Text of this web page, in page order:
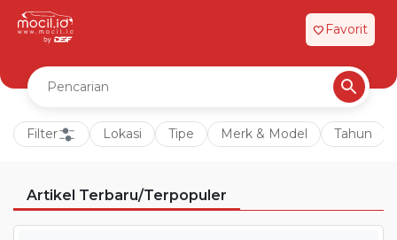
favorite Favorit
Filter Lokasi Tipe Merk & Model Tahun
Artikel Terbaru/Terpopuler